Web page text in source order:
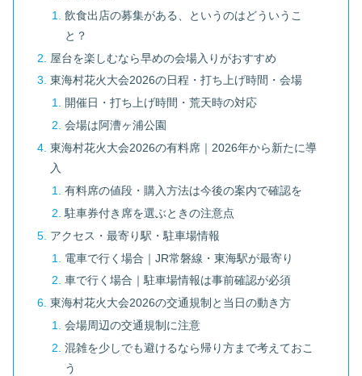
飲食出店の募集がある、というのはどういうこ
と？
屋台を楽しむなら早めの会場入りがおすすめ
東海村花火大会2026の日程・打ち上げ時間・会場
開催日・打ち上げ時間・荒天時の対応
会場は阿漕ヶ浦公園
東海村花火大会2026の有料席｜2026年から新たに導
入
有料席の値段・購入方法は今後の案内で確認を
駐車券付き席を選ぶときの注意点
アクセス・最寄り駅・駐車場情報
電車で行く場合｜JR常磐線・東海駅が最寄り
車で行く場合｜駐車場情報は事前確認が必須
東海村花火大会2026の交通規制と当日の動き方
会場周辺の交通規制に注意
混雑を少しでも避けるなら帰り方まで考えておこ
う